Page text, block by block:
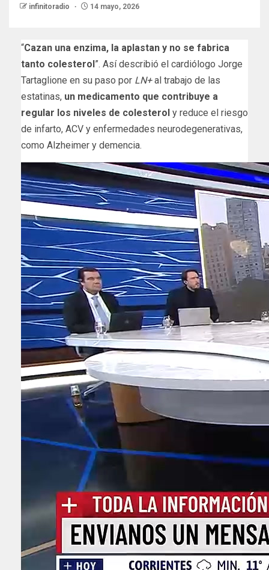
infinitoradio 14 mayo, 2026
“Cazan una enzima, la aplastan y no se fabrica
tanto colesterol”. Así describió el cardiólogo Jorge
Tartaglione en su paso por LN+al trabajo de las
estatinas, un medicamento que contribuye a
regular los niveles de colesterol y reduce el riesgo
de infarto, ACV y enfermedades neurodegenerativas,
como Alzheimer y demencia.